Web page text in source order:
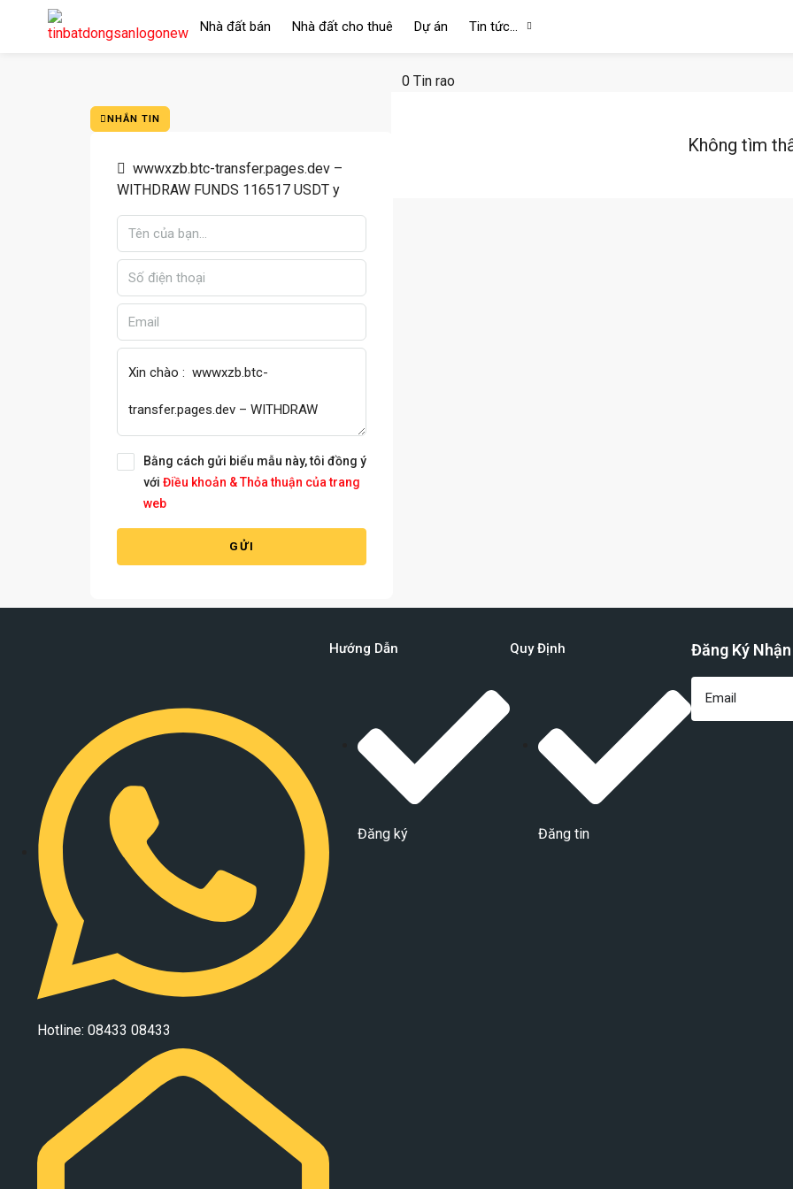
Nhà đất bán Nhà đất cho thuê Dự án Tin tức…
NHẮN TIN
wwwxzb.btc-transfer.pages.dev –
WITHDRAW FUNDS 116517 USDT y
Bằng cách gửi biểu mẫu này, tôi đồng ý
với Điều khoản & Thỏa thuận của trang
web
GỬI
0 Tin rao
Không tìm
Hotline: 08433 08433
Hướng Dẫn
Đăng ký
Quy Định
Đăng tin
Đăng Ký